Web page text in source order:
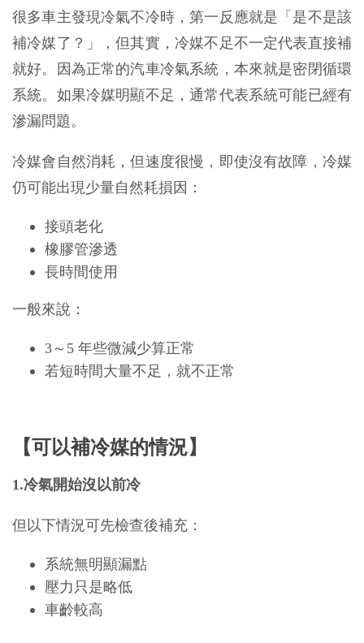
很多車主發現冷氣不冷時，第一反應就是「是不是該
補冷媒了？」，但其實，冷媒不足不一定代表直接補
就好。因為正常的汽車冷氣系統，本來就是密閉循環
系統。如果冷媒明顯不足，通常代表系統可能已經有
滲漏問題。
冷媒會自然消耗，但速度很慢，即使沒有故障，冷媒
仍可能出現少量自然耗損因：
接頭老化
橡膠管滲透
長時間使用
一般來說：
3～5 年些微減少算正常
若短時間大量不足，就不正常
【可以補冷媒的情況】
1.冷氣開始沒以前冷
但以下情況可先檢查後補充：
系統無明顯漏點
壓力只是略低
車齡較高